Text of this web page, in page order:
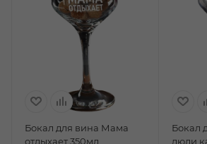
Бокал для вина Мама
отдыхает 350мл
Бокал
люди